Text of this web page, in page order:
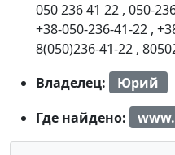
050 236 41 22 , 050-
+38-050-236-41-22 ,
8(050)236-41-22 ,
Владелец:
Юрий
Где найдено: